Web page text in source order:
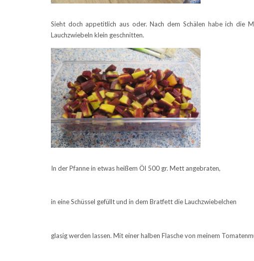
Sieht doch appetitlich aus oder. Nach dem Schälen habe ich die
Lauchzwiebeln klein geschnitten.
In der Pfanne in etwas heißem Öl 500 gr. Mett angebraten,
in eine Schüssel gefüllt und in dem Bratfett die Lauchzwiebelchen
glasig werden lassen. Mit einer halben Flasche von meinem